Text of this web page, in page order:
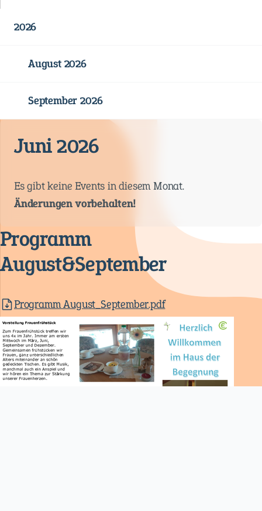
2026
August 2026
September 2026
Juni 2026
Es gibt keine Events in diesem Monat.
Änderungen vorbehalten!
Programm
August&September
Programm August_September.pdf